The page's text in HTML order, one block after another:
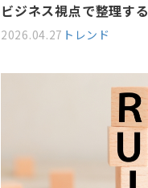
ビジネス視点で整理する
2026.04.27 トレンド